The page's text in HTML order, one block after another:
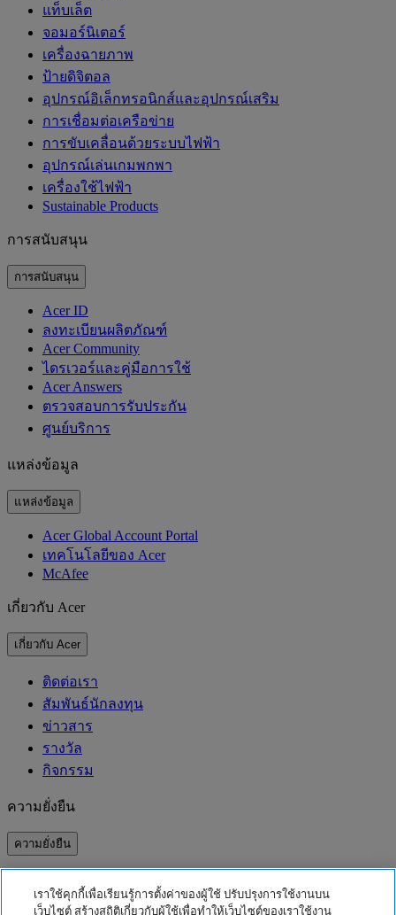
แท็บเล็ต
จอมอร์นิเตอร์
เครื่องฉายภาพ
ป้ายดิจิตอล
อุปกรณ์อิเล็กทรอนิกส์และอุปกรณ์เสริม
การเชื่อมต่อเครือข่าย
การขับเคลื่อนด้วยระบบไฟฟ้า
อุปกรณ์เล่นเกมพกพา
เครื่องใช้ไฟฟ้า
‌Sustainable Products
การสนับสนุน
การสนับสนุน
Acer ID
ลงทะเบียนผลิตภัณฑ์
Acer Community
ไดรเวอร์และคู่มือการใช้
Acer Answers
ตรวจสอบการรับประกัน
ศูนย์บริการ
แหล่งข้อมูล
แหล่งข้อมูล
Acer Global Account Portal
เทคโนโลยีของ Acer
McAfee
เกี่ยวกับ Acer
เกี่ยวกับ Acer
ติดต่อเรา
สัมพันธ์นักลงทุน
ข่าวสาร
รางวัล
กิจกรรม
ความยั่งยืน
ความยั่งยืน
คาร์บอนฟุตพริ้นท์ของผลิตภัณฑ์
เราใช้คุกกี้เพื่อเรียนรู้การตั้งค่าของผู้ใช้ ปรับปรุงการใช้งานบน
เว็บไซต์ สร้างสถิติเกี่ยวกับผู้ใช้เพื่อทำให้เว็บไซต์ของเราใช้งาน